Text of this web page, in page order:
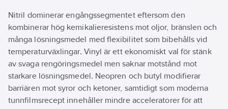
forskningsansökningar
säkerställs kan utföras
föroreningsfritt.
Handskarna
betecknas som PPE
Cat III enligt (EU)
förordning 2016/425,
och är idealiska för
användning i
applikationer med
högre risk samt att de
Nitril dominerar engångssegmentet eftersom den
kombinerar hög kemikalieresistens mot oljor, bränslen och
många lösningsmedel med flexibilitet som bibehålls vid
temperaturväxlingar. Vinyl är ett ekonomiskt val för stänk
av svaga rengöringsmedel men saknar motstånd mot
starkare lösningsmedel. Neopren och butyl modifierar
barriären mot syror och ketoner, samtidigt som moderna
tunnfilmsrecept innehåller mindre acceleratorer för att